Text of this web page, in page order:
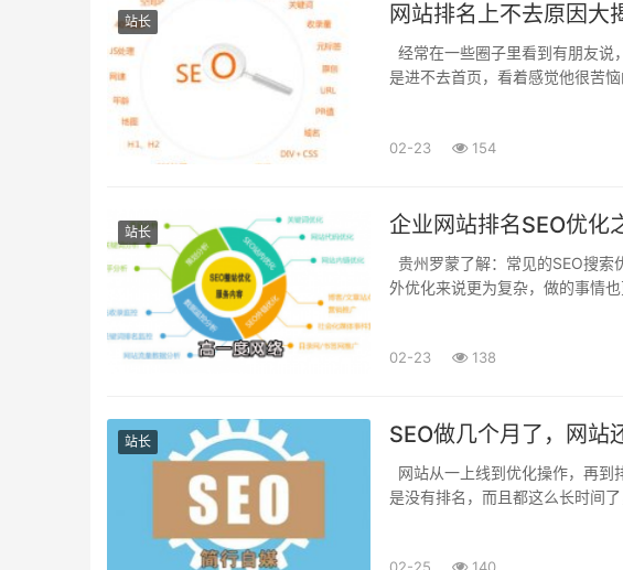
站长 网站排名上不去原因大
经常在一些圈子里看到有朋友说
是进不去首页，看着感觉他很苦
02-23 154
站长 企业网站排名SEO优化
贵州罗蒙了解：常见的SEO搜
外优化来说更为复杂，做的事情
02-23 138
站长 SEO做几个月了，网站
网站从一上线到优化操作，再到
是没有排名，而且都这么长时间